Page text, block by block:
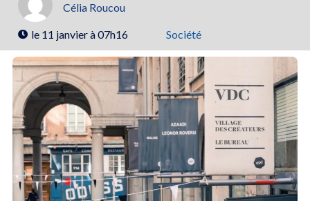
Célia Roucou
le 11 janvier à 07h16 Société